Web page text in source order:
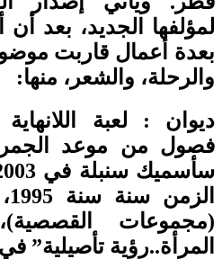
لمؤلفها الجديد، بعد أن
بعدة أعمال قاربت موضوع
والرحلة، والشعر، منها:
(مجموعات
المرأة..رؤية تأصيلية” في 2004.